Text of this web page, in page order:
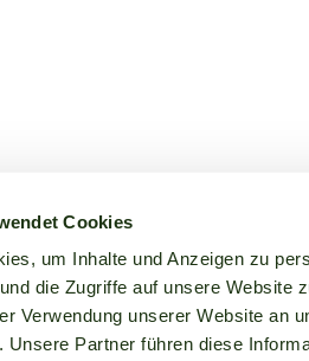
Cookies
um Inhalte und Anzeigen zu
die Zugriffe auf unsere Website
Verwendung unserer Website an
Unsere Partner führen diese